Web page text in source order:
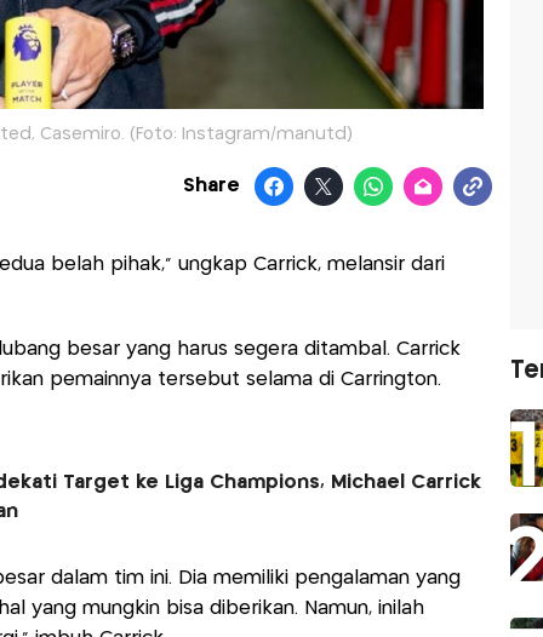
Casemiro. (Foto: Instagram/manutd)
Share
belah pihak,” ungkap Carrick, melansir dari
besar yang harus segera ditambal. Carrick
pemainnya tersebut selama di Carrington.
Target ke Liga Champions, Michael Carrick
dalam tim ini. Dia memiliki pengalaman yang
yang mungkin bisa diberikan. Namun, inilah